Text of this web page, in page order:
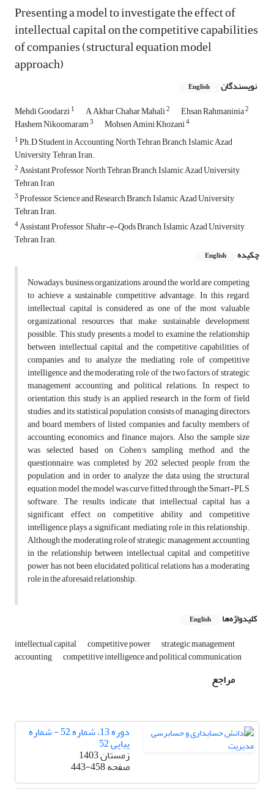
Presenting a model to investigate the effect of
intellectual capital on the competitive capabilities
of companies (structural equation model
approach)
نویسندگان English
Mehdi Goodarzi1 A Akbar Chahar Mahali2 Ehsan Rahmaninia2
Hashem Nikoomaram3 Mohsen Amini Khozani4
1Ph.D Student in Accounting, North Tehran Branch, Islamic Azad
University, Tehran, Iran.
2Assistant Professor, North Tehran Branch, Islamic Azad University,
Tehran, Iran
3Professor, Science and Research Branch, Islamic Azad University,
Tehran, Iran.
4Assistant Professor, Shahr-e-Qods Branch, Islamic Azad University,
Tehran, Iran.
چکیده
English
Nowadays, business organizations around the world are competing
to achieve a sustainable competitive advantage. In this regard,
intellectual capital is considered as one of the most valuable
organizational resources that make sustainable development
possible. This study presents a model to examine the relationship
between intellectual capital and the competitive capabilities of
companies and to analyze the mediating role of competitive
intelligence and the moderating role of the two factors of strategic
management accounting and political relations. In respect to
orientation, this study is an applied research in the form of field
studies, and its statistical population consists of managing directors
and board members of listed companies and faculty members of
accounting, economics and finance majors. Also, the sample size
was selected based on Cohen's sampling method and the
questionnaire was completed by 202 selected people from the
population, and in order to analyze the data using the structural
equation model, the model was curve fitted through the Smart-PLS
software. The results indicate that intellectual capital has a
significant effect on competitive ability and competitive
intelligence plays a significant mediating role in this relationship.
Although the moderating role of strategic management accounting
in the relationship between intellectual capital and competitive
power has not been elucidated, political relations has a moderating
role in the aforesaid relationship.
کلیدواژه‌ها English
intellectual capital competitive power strategic management
accounting competitive intelligence and political communication
مراجع
دوره 13، شماره 52 - شماره
پیاپی 52
زمستان 1403
صفحه443-458